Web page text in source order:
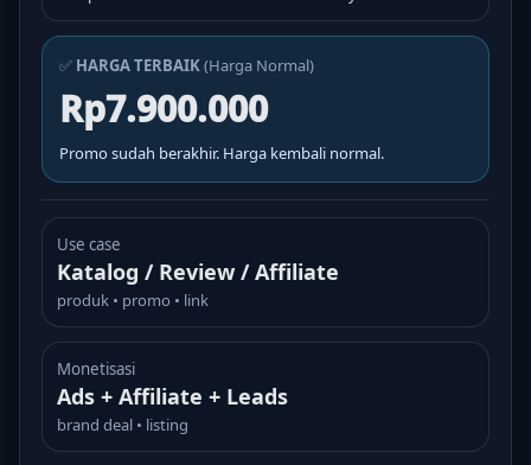
✅ HARGA TERBAIK(Harga Normal)
Rp7.900.000
Promo sudah berakhir. Harga kembali normal.
Use case
Katalog / Review / Affiliate
produk • promo • link
Monetisasi
Ads + Affiliate + Leads
brand deal • listing